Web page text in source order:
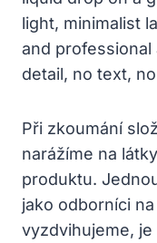
Při zkoumání
narážíme na
produktu.
jako odborníci
vyzdvihujeme,